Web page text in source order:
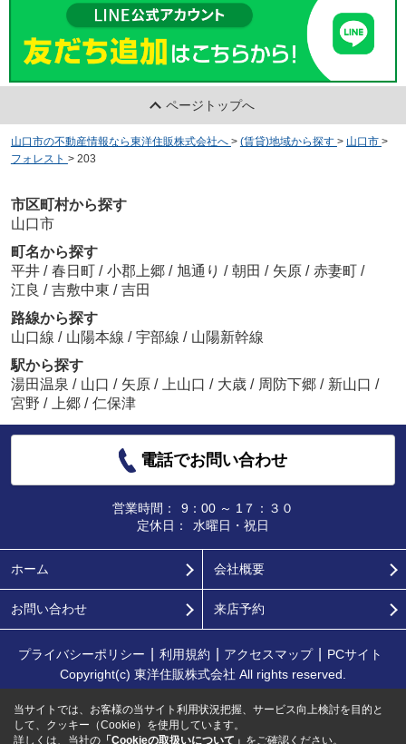
ページトップへ
山口市の不動産情報なら東洋住販株式会社へ > (賃貸)地域から探す > 山口市 >
フォレスト > 203
市区町村から探す
山口市
町名から探す
平井 / 春日町 / 小郡上郷 / 旭通り / 朝田 / 矢原 / 赤妻町 /
江良 / 吉敷中東 / 吉田
路線から探す
山口線 / 山陽本線 / 宇部線 / 山陽新幹線
駅から探す
湯田温泉 / 山口 / 矢原 / 上山口 / 大歳 / 周防下郷 / 新山口 /
宮野 / 上郷 / 仁保津
電話でお問い合わせ
営業時間：
9：00 ～ 1７：３０
定休日：
水曜日・祝日
ホーム 会社概要
お問い合わせ 来店予約
プライバシーポリシー 利用規約 アクセスマップ
PCサイト
Copyright(c) 東洋住販株式会社 All rights reserved.
当サイトでは、お客様の当サイト利用状況把握、サービス向上検討を目的と
して、クッキー（Cookie）を使用しています。
詳しくは、当社の 「Cookieの取扱いについて」 をご確認ください。